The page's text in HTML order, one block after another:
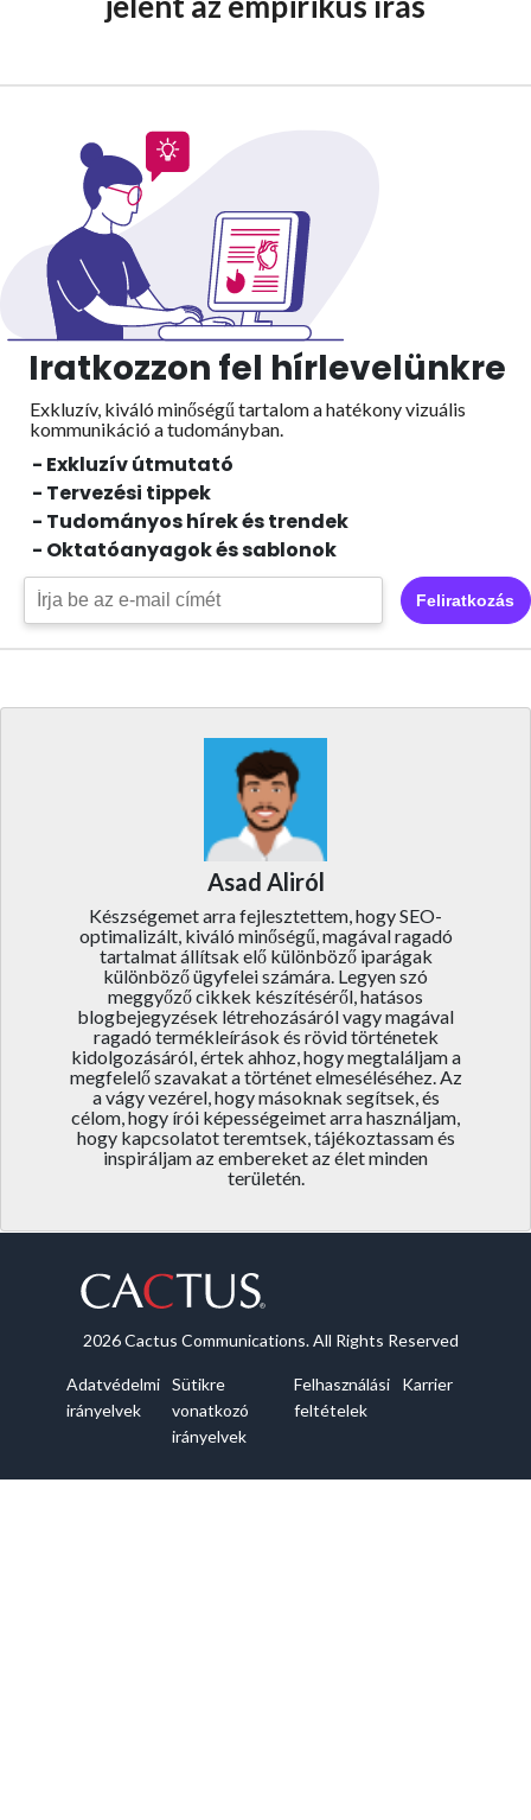
Iratkozzon fel hírlevelünkre
Exkluzív, kiváló minőségű tartalom a hatékony vizuális
kommunikáció a tudományban.
- Exkluzív útmutató
- Tervezési tippek
- Tudományos hírek és trendek
- Oktatóanyagok és sablonok
Feliratkozás
Asad Aliról
Készségemet arra fejlesztettem, hogy SEO-
optimalizált, kiváló minőségű, magával ragadó
tartalmat állítsak elő különböző iparágak
különböző ügyfelei számára. Legyen szó
meggyőző cikkek készítéséről, hatásos
blogbejegyzések létrehozásáról vagy magával
ragadó termékleírások és rövid történetek
kidolgozásáról, értek ahhoz, hogy megtaláljam a
megfelelő szavakat a történet elmeséléséhez. Az
a vágy vezérel, hogy másoknak segítsek, és
célom, hogy írói képességeimet arra használjam,
hogy kapcsolatot teremtsek, tájékoztassam és
inspiráljam az embereket az élet minden
területén.
2026 Cactus Communications. All Rights Reserved
Adatvédelmi
irányelvek
Sütikre
vonatkozó
irányelvek
Felhasználási
feltételek
Karrier